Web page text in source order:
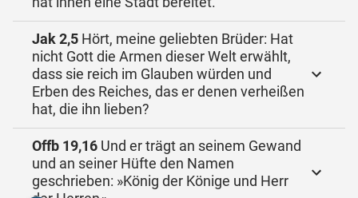
Jak 2,5 Hört, meine geliebten Brüder: Hat
nicht Gott die Armen dieser Welt erwählt,
dass sie reich im Glauben würden und
Erben des Reiches, das er denen verheißen
hat, die ihn lieben?
Offb 19,16 Und er trägt an seinem Gewand
und an seiner Hüfte den Namen
geschrieben: »König der Könige und Herr